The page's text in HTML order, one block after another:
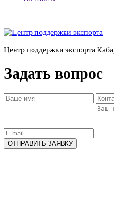
Центр поддержки экспорта
Задать вопрос
ОТПРАВИТЬ ЗАЯВКУ